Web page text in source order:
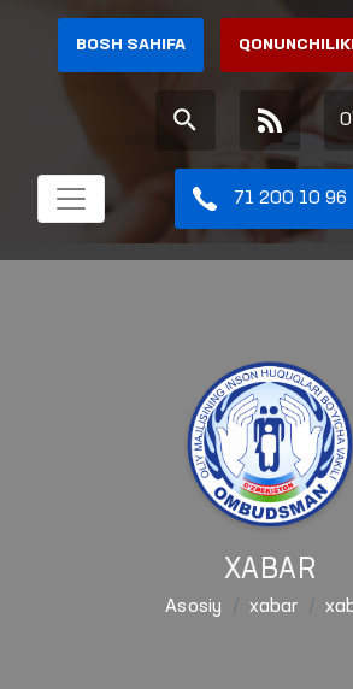
BOSH SAHIFA
71 200 10 96
XABAR
Asosiy xabar